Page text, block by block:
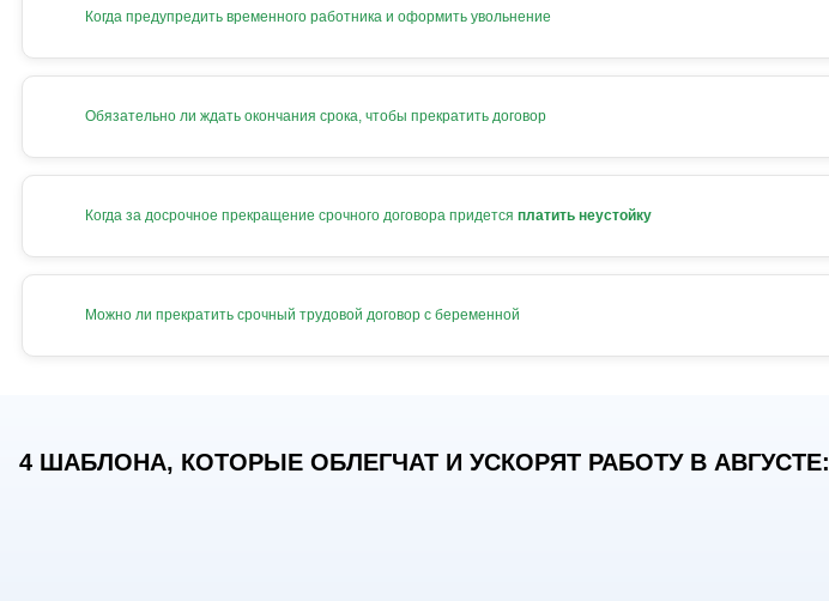
Когда предупредить временного работника и оформить увольнение
Обязательно ли ждать окончания срока, чтобы прекратить договор
Когда за досрочное прекращение срочного договора придется платить неустойку
Можно ли прекратить срочный трудовой договор с беременной
4 ШАБЛОНА, КОТОРЫЕ ОБЛЕГЧАТ И УСКОРЯТ РАБОТУ В АВГУСТЕ: